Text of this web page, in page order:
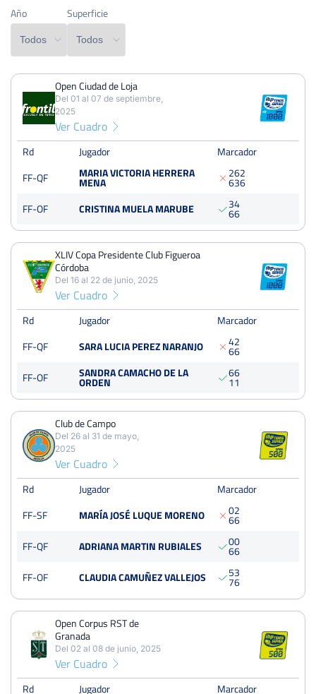
Año Superficie
PERDIDOS PARTIDOS
8 14
PERDIDOS SETS
16 13
PERDIDOS JUEGOS GANADOS
106
Open Ciudad de Loja
Del 01 al 07 de septiembre, 2025
Cuartos
225 Puntos
XLIV Copa Presidente Club Figueroa Córdoba
Cuartos
Club de Campo
Del 26 al 31 de mayo, 2025
Semifinales
Open Corpus RST de Granada
Del 02 al 08 de junio, 2025
Dura
Octavos
Albero
Open Ciudad de Loja
Del 02 al 08 de septiembre, 2024
Año Superficie
Open Ciudad de Loja
Del 01 al 07 de septiembre,
2025
Ver Cuadro
Rd Jugador
Marcador
FF-QF
MARIA VICTORIA HERRERA
MENA
2
6
6
3
2
6
FF-OF
CRISTINA MUELA MARUBE 3
6
4
6
XLIV Copa Presidente Club Figueroa
Córdoba
Del 16 al 22 de junio, 2025
Ver Cuadro
Rd Jugador
Marcador
FF-QF
SARA LUCIA PEREZ NARANJO 4
6
2
6
FF-OF
SANDRA CAMACHO DE LA
ORDEN
6
1
6
1
Club de Campo
Del 26 al 31 de mayo,
2025
Ver Cuadro
Rd Jugador
Marcador
FF-SF
MARÍA JOSÉ LUQUE MORENO 0
6
2
6
FF-QF
ADRIANA MARTIN RUBIALES 0
6
0
6
FF-OF
CLAUDIA CAMUÑEZ VALLEJOS 5
7
3
6
Open Corpus RST de
Granada
Del 02 al 08 de junio, 2025
Ver Cuadro
Rd Jugador Marcador